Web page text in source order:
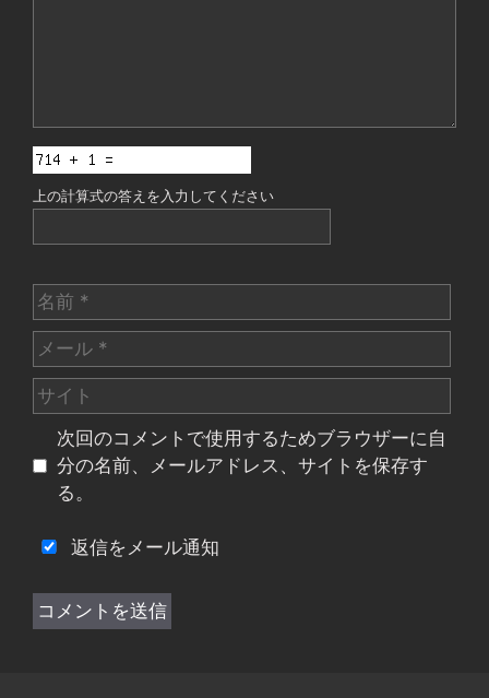
上の計算式の答えを入力してください
名
前
メ
ー
ル
サ
イ
次回のコメントで使用するためブラウザーに自
分の名前、メールアドレス、サイトを保存す
る。
返信をメール通知